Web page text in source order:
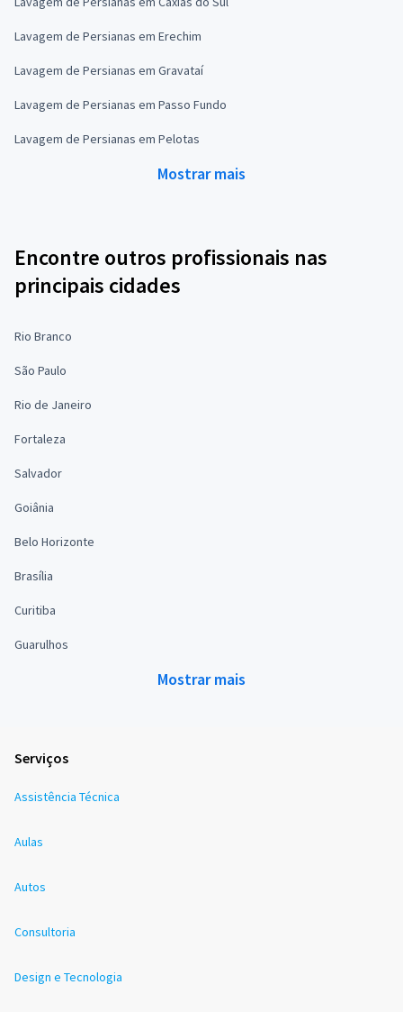
Lavagem de Persianas em Erechim
Lavagem de Persianas em Gravataí
Lavagem de Persianas em Passo Fundo
Lavagem de Persianas em Pelotas
Mostrar mais
Encontre outros profissionais nas
principais cidades
Rio Branco
São Paulo
Rio de Janeiro
Fortaleza
Salvador
Goiânia
Belo Horizonte
Brasília
Curitiba
Guarulhos
Mostrar mais
Serviços
Assistência Técnica
Aulas
Autos
Consultoria
Design e Tecnologia